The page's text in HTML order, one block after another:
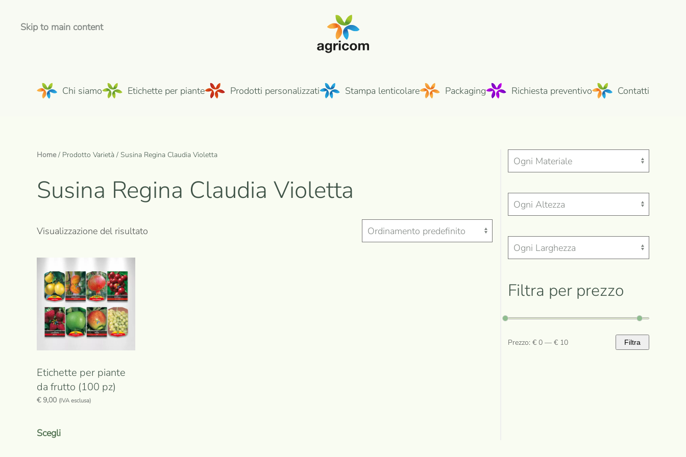
Skip to main content
Chi siamo Etichette per piante Prodotti personalizzati Stampa lenticolare Packaging Richiesta preventivo Contatti
Home/ Prodotto Varietà / Susina Regina Claudia Violetta
Susina Regina Claudia Violetta
Visualizzazione del risultato
Etichette per piante
da frutto (100 pz)
€9,00 (IVA esclusa)
Scegliprodotto
Filtra per prezzo
Prezzo
Prezzo
Filtra
Prezzo: € 0— € 10